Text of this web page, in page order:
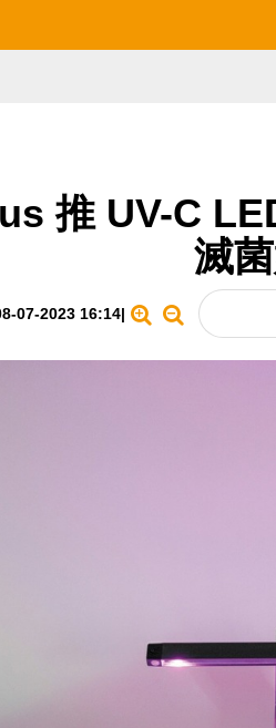
推 UV-C
滅
07-2023 16:14|